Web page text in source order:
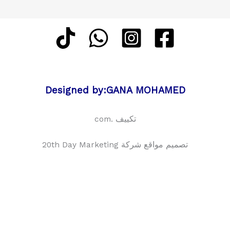
Designed by:GANA MOHAMED
تكييف .com
تصميم مواقع شركة 20th Day Marketing